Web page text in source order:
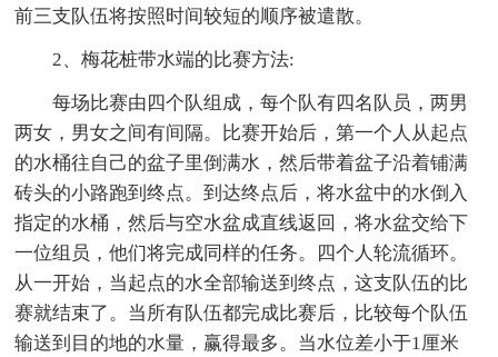
前三支队伍将按照时间较短的顺序被遣散。
2、梅花桩带水端的比赛方法:
每场比赛由四个队组成，每个队有四名队员，两男
两女，男女之间有间隔。比赛开始后，第一个人从起点
的水桶往自己的盆子里倒满水，然后带着盆子沿着铺满
砖头的小路跑到终点。到达终点后，将水盆中的水倒入
指定的水桶，然后与空水盆成直线返回，将水盆交给下
一位组员，他们将完成同样的任务。四个人轮流循环。
从一开始，当起点的水全部输送到终点，这支队伍的比
赛就结束了。当所有队伍都完成比赛后，比较每个队伍
输送到目的地的水量，赢得最多。当水位差小于1厘米